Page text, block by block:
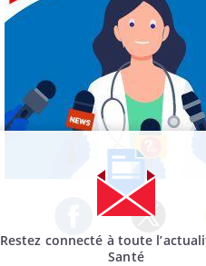
Facebook Twitter
Restez connecté à toute
Santé